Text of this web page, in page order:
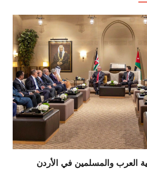
العرب والمسلمين في الأردن